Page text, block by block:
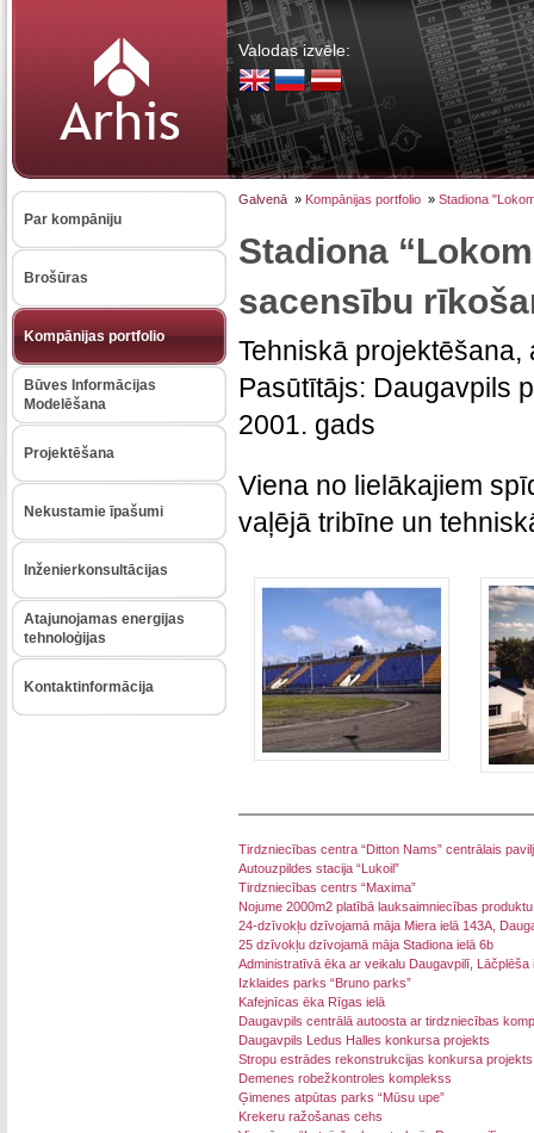
Valodas izvēle:
Par kompāniju
Brošūras
Kompānijas portfolio
Būves Informācijas
Modelēšana
Projektēšana
Nekustamie īpašumi
Inženierkonsultācijas
Atajunojamas energijas
tehnoloģijas
Kontaktinformācija
Galvenā » Kompānijas portfolio » Stadiona
Stadiona
sacensību
Tehniskā
Pasūtītājs: Daugavpils
2001. gads
Viena no lielākajiem
vaļējā tribīne un
Tirdzniecības centra “Ditton Nams” centrālais
Autouzpildes stacija “Lukoil”
Tirdzniecības centrs “Maxima”
Nojume 2000m2 platībā lauksaimniecības
24-dzīvokļu dzīvojamā māja Miera ielā 143A,
25 dzīvokļu dzīvojamā māja Stadiona ielā 6b
Administratīvā ēka ar veikalu Daugavpilī, Lāčplēša
Izklaides parks “Bruno parks”
Kafejnīcas ēka Rīgas ielā
Daugavpils centrālā autoosta ar tirdzniecības
Daugavpils Ledus Halles konkursa projekts
Stropu estrādes rekonstrukcijas konkursa projekts
Demenes robežkontroles komplekss
Ģimenes atpūtas parks “Mūsu upe”
Krekeru ražošanas cehs